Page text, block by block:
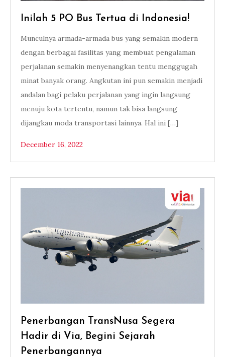
Inilah 5 PO Bus Tertua di Indonesia!
Munculnya armada-armada bus yang semakin modern
dengan berbagai fasilitas yang membuat pengalaman
perjalanan semakin menyenangkan tentu menggugah
minat banyak orang. Angkutan ini pun semakin menjadi
andalan bagi pelaku perjalanan yang ingin langsung
menuju kota tertentu, namun tak bisa langsung
dijangkau moda transportasi lainnya. Hal ini […]
December 16, 2022
Penerbangan TransNusa Segera
Hadir di Via, Begini Sejarah
Penerbangannya